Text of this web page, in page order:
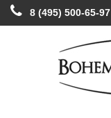
8 (495) 500-65-97